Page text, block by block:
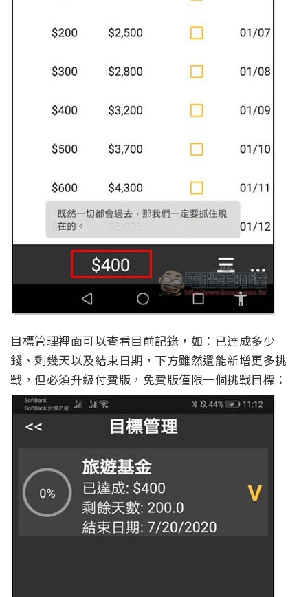
目標管理裡面可以查看目前記錄，如：已達成多少
錢、剩幾天以及結束日期，下方雖然還能新增更多挑
戰，但必須升級付費版，免費版僅限一個挑戰目標：